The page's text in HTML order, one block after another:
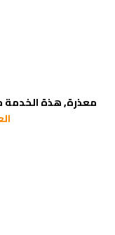
معذرة, هذة الخدمة